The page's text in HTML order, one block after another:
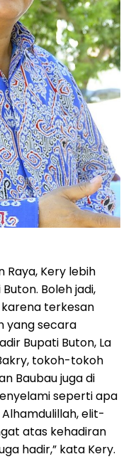
Raya, Kery lebih
Boleh jadi,
terkesan
yang secara
Bupati Buton, La
tokoh-tokoh
Baubau juga di
seperti apa
elit-
atas kehadiran
hadir,” kata Kery.